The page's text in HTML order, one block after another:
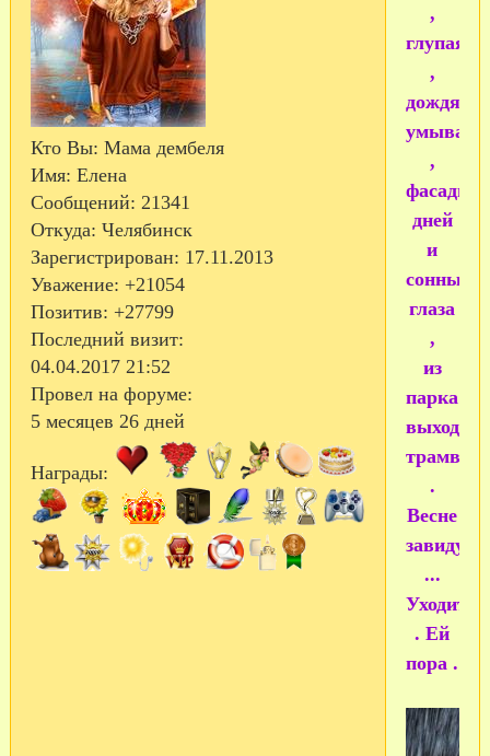
Кто Вы: Мама дембеля
Имя: Елена
Сообщений: 21341
Откуда: Челябинск
Зарегистрирован: 17.11.2013
Уважение: +21054
Позитив: +27799
Последний визит:
04.04.2017 21:52
Провел на форуме:
5 месяцев 26 дней
Награды:
,
глупая
,
дождями
умывая
,
фасады
дней
и
сонные
глаза
,
из
парка
трамвая
.
Весне
завидую
...
Уходит
. Ей
пора .